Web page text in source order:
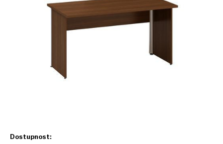
Dostupnost: